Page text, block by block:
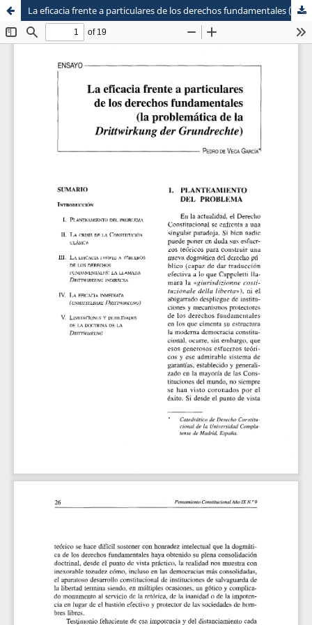
Sistema de
Bibliotecas
Escuela de Postgrado
Maestria en Derecho Constitucional
La eficacia frente a particulares de los derechos fundamentales (la problemática de la Drittwirkung der Grundrechte)